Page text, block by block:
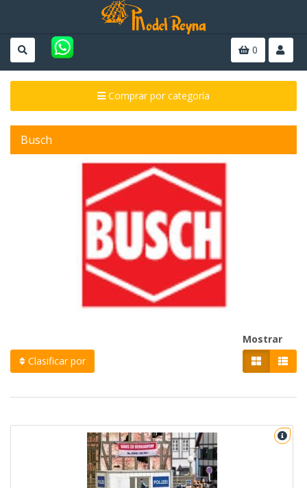
0
Comprar por categoría
Busch
Clasificar por
Mostrar